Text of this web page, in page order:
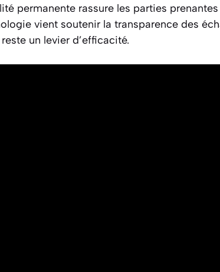
permanente rassure les parties
vient soutenir la transparence des
un levier d’efficacité.